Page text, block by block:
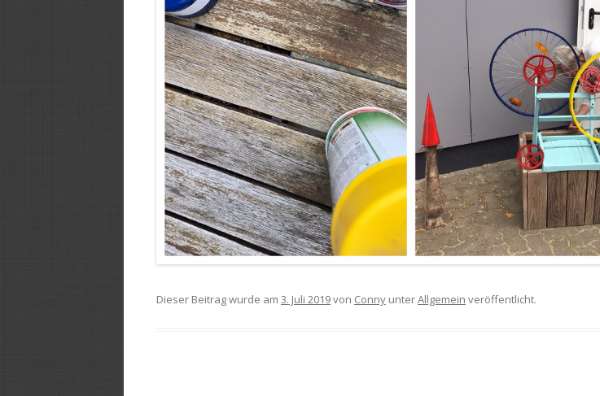
Dieser Beitrag wurde am 3. Juli 2019von Conny unterAllgemein veröffentlicht.